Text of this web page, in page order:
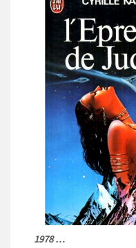
1978 …